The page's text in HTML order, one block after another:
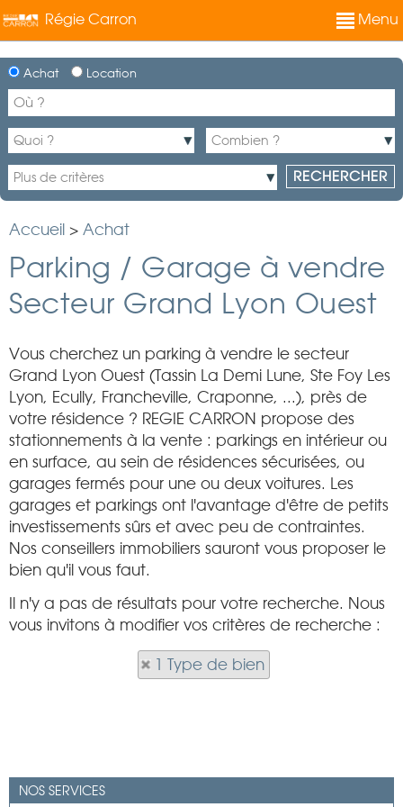
Régie Carron Menu
Achat Location
Accueil > Achat
Parking / Garage à vendre
Secteur Grand Lyon Ouest
Vous cherchez un parking à vendre le secteur
Grand Lyon Ouest (Tassin La Demi Lune, Ste Foy Les
Lyon, Ecully, Francheville, Craponne, ...), près de
votre résidence ? REGIE CARRON propose des
stationnements à la vente : parkings en intérieur ou
en surface, au sein de résidences sécurisées, ou
garages fermés pour une ou deux voitures. Les
garages et parkings ont l'avantage d'être de petits
investissements sûrs et avec peu de contraintes.
Nos conseillers immobiliers sauront vous proposer le
bien qu'il vous faut.
Il n'y a pas de résultats pour votre recherche. Nous
vous invitons à modifier vos critères de recherche :
1 Type de bien
NOS SERVICES